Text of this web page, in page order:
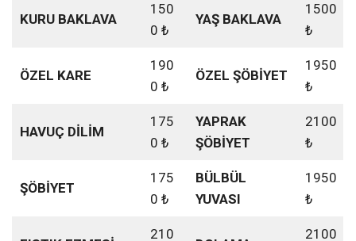
KURU BAKLAVA
150
0 ₺
YAŞ BAKLAVA
1500
₺
ÖZEL KARE
190
0 ₺
ÖZEL ŞÖBİYET
1950
₺
HAVUÇ DİLİM
175
0 ₺
YAPRAK
ŞÖBİYET
2100
₺
ŞÖBİYET
175
0 ₺
BÜLBÜL
YUVASI
1950
₺
210
2100